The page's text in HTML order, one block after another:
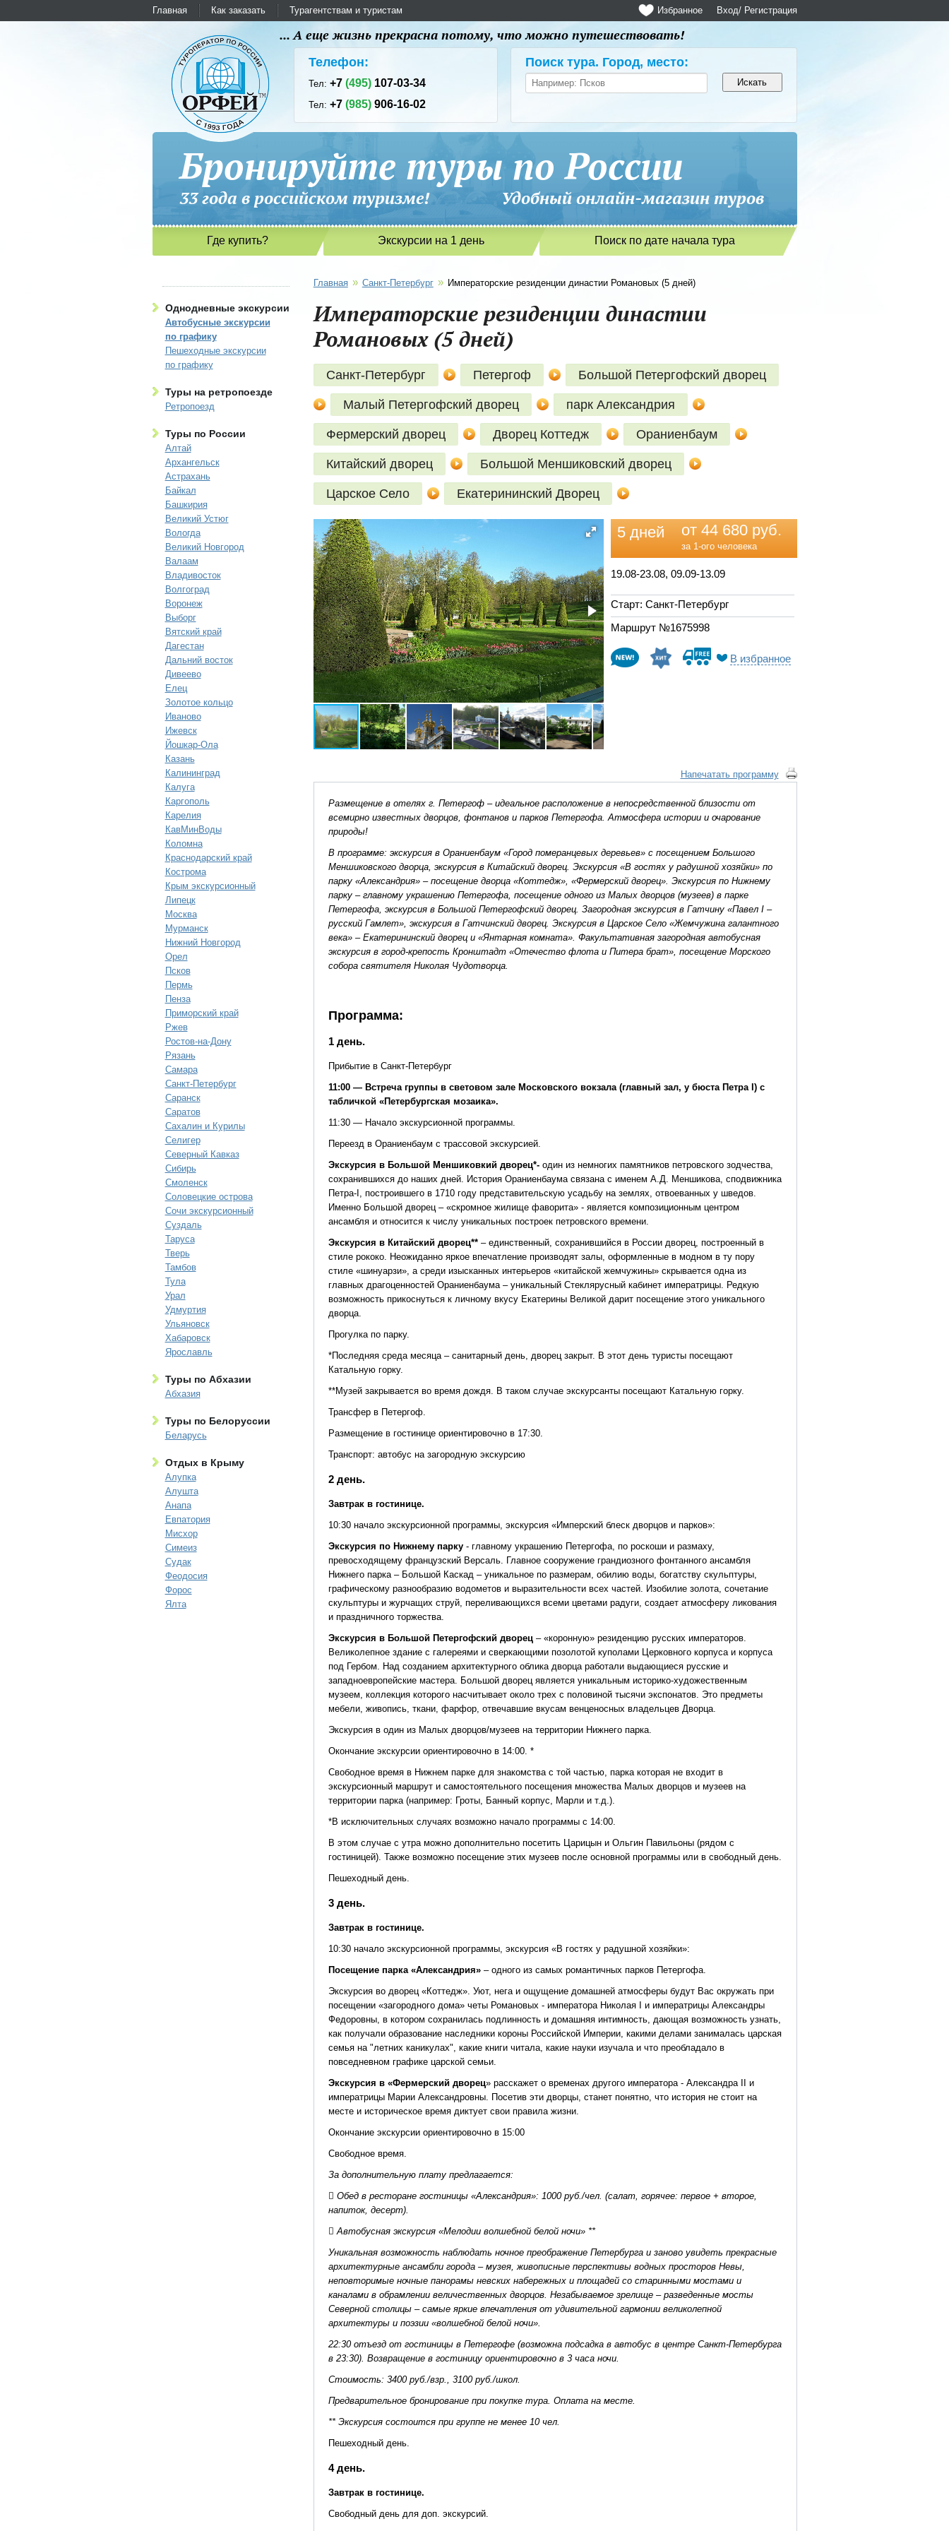
Главная Как заказать Турагентствам и туристам Вход/ Регистрация
Избранное
... А еще жизнь прекрасна потому, что можно путешествовать!
Телефон:
Тел:+7(495) 107-03-34
Тел:+7(985) 906-16-02
Поиск тура. Город, место:
Бронируйте туры по России
33 года в российском туризме! Удобный онлайн-магазин туров
Где купить? Экскурсии на 1 день Поиск по дате начала тура
Однодневные экскурсии
Автобусные экскурсии
по графику
Пешеходные экскурсии
по графику
Туры на ретропоезде
Ретропоезд
Туры по России
Алтай
Архангельск
Астрахань
Байкал
Башкирия
Великий Устюг
Вологда
Великий Новгород
Валаам
Владивосток
Волгоград
Воронеж
Выборг
Вятский край
Дагестан
Дальний восток
Дивеево
Елец
Золотое кольцо
Иваново
Ижевск
Йошкар-Ола
Казань
Калининград
Калуга
Каргополь
Карелия
КавМинВоды
Коломна
Краснодарский край
Кострома
Крым экскурсионный
Липецк
Москва
Мурманск
Нижний Новгород
Орел
Псков
Пермь
Пенза
Приморский край
Ржев
Ростов-на-Дону
Рязань
Самара
Санкт-Петербург
Саранск
Саратов
Сахалин и Курилы
Селигер
Северный Кавказ
Сибирь
Смоленск
Соловецкие острова
Сочи экскурсионный
Суздаль
Таруса
Тверь
Тамбов
Тула
Урал
Удмуртия
Ульяновск
Хабаровск
Ярославль
Туры по Абхазии
Абхазия
Туры по Белоруссии
Беларусь
Отдых в Крыму
Алупка
Алушта
Анапа
Евпатория
Мисхор
Симеиз
Судак
Феодосия
Форос
Ялта
Главная » Санкт-Петербург » Императорские резиденции династии Романовых (5 дней)
Императорские резиденции династии
Романовых (5 дней)
Санкт-Петербург Петергоф Большой Петергофский дворец
Малый Петергофский дворец парк Александрия
Фермерский дворец Дворец Коттедж Ораниенбаум
Китайский дворец Большой Меншиковский дворец
Царское Село Екатерининский Дворец
5 дней от 44 680 руб.
за 1-ого человека
19.08-23.08, 09.09-13.09
Старт: Санкт-Петербург
Маршрут №1675998
В избранное
Напечатать программу
Размещение в отелях г. Петергоф – идеальное расположение в непосредственной близости от
всемирно известных дворцов, фонтанов и парков Петергофа. Атмосфера истории и очарование
природы!
В программе: экскурсия в Ораниенбаум «Город померанцевых деревьев» с посещением Большого
Меншиковского дворца, экскурсия в Китайский дворец. Экскурсия «В гостях у радушной хозяйки» по
парку «Александрия» – посещение дворца «Коттедж», «Фермерский дворец». Экскурсия по Нижнему
парку – главному украшению Петергофа, посещение одного из Малых дворцов (музеев) в парке
Петергофа, экскурсия в Большой Петергофский дворец. Загородная экскурсия в Гатчину «Павел I –
русский Гамлет», экскурсия в Гатчинский дворец. Экскурсия в Царское Село «Жемчужина галантного
века» – Екатерининский дворец и «Янтарная комната». Факультативная загородная автобусная
экскурсия в город-крепость Кронштадт «Отечество флота и Питера брат», посещение Морского
собора святителя Николая Чудотворца.
Программа:
1 день.
Прибытие в Санкт-Петербург
11:00 — Встреча группы в световом зале Московского вокзала (главный зал, у бюста Петра I) с
табличкой «Петербургская мозаика».
11:30 — Начало экскурсионной программы.
Переезд в Ораниенбаум с трассовой экскурсией.
Экскурсия в Большой Меншиковкий дворец*- один из немногих памятников петровского зодчества,
сохранившихся до наших дней. История Ораниенбаума связана с именем А.Д. Меншикова, сподвижника
Петра-I, построившего в 1710 году представительскую усадьбу на землях, отвоеванных у шведов.
Именно Большой дворец – «скромное жилище фаворита» - является композиционным центром
ансамбля и относится к числу уникальных построек петровского времени.
Экскурсия в Китайский дворец**– единственный, сохранившийся в России дворец, построенный в
стиле рококо. Неожиданно яркое впечатление производят залы, оформленные в модном в ту пору
стиле «шинуарзи», а среди изысканных интерьеров «китайской жемчужины» скрывается одна из
главных драгоценностей Ораниенбаума – уникальный Стеклярусный кабинет императрицы. Редкую
возможность прикоснуться к личному вкусу Екатерины Великой дарит посещение этого уникального
дворца.
Прогулка по парку.
*Последняя среда месяца – санитарный день, дворец закрыт. В этот день туристы посещают
Катальную горку.
**Музей закрывается во время дождя. В таком случае экскурсанты посещают Катальную горку.
Трансфер в Петергоф.
Размещение в гостинице ориентировочно в 17:30.
Транспорт: автобус на загородную экскурсию
2 день.
Завтрак в гостинице.
10:30 начало экскурсионной программы, экскурсия «Имперский блеск дворцов и парков»:
Экскурсия по Нижнему парку - главному украшению Петергофа, по роскоши и размаху,
превосходящему французский Версаль. Главное сооружение грандиозного фонтанного ансамбля
Нижнего парка – Большой Каскад – уникальное по размерам, обилию воды, богатству скульптуры,
графическому разнообразию водометов и выразительности всех частей. Изобилие золота, сочетание
скульптуры и журчащих струй, переливающихся всеми цветами радуги, создает атмосферу ликования
и праздничного торжества.
Экскурсия в Большой Петергофский дворец – «коронную» резиденцию русских императоров.
Великолепное здание с галереями и сверкающими позолотой куполами Церковного корпуса и корпуса
под Гербом. Над созданием архитектурного облика дворца работали выдающиеся русские и
западноевропейские мастера. Большой дворец является уникальным историко-художественным
музеем, коллекция которого насчитывает около трех с половиной тысячи экспонатов. Это предметы
мебели, живопись, ткани, фарфор, отвечавшие вкусам венценосных владельцев Дворца.
Экскурсия в один из Малых дворцов/музеев на территории Нижнего парка.
Окончание экскурсии ориентировочно в 14:00. *
Свободное время в Нижнем парке для знакомства с той частью, парка которая не входит в
экскурсионный маршрут и самостоятельного посещения множества Малых дворцов и музеев на
территории парка (например: Гроты, Банный корпус, Марли и т.д.).
*В исключительных случаях возможно начало программы с 14:00.
В этом случае с утра можно дополнительно посетить Царицын и Ольгин Павильоны (рядом с
гостиницей). Также возможно посещение этих музеев после основной программы или в свободный день.
Пешеходный день.
3 день.
Завтрак в гостинице.
10:30 начало экскурсионной программы, экскурсия «В гостях у радушной хозяйки»:
Посещение парка «Александрия»– одного из самых романтичных парков Петергофа.
Экскурсия во дворец «Коттедж». Уют, нега и ощущение домашней атмосферы будут Вас окружать при
посещении «загородного дома» четы Романовых - императора Николая I и императрицы Александры
Федоровны, в котором сохранилась подлинность и домашняя интимность, дающая возможность узнать,
как получали образование наследники короны Российской Империи, какими делами занималась царская
семья на "летних каникулах", какие книги читала, какие науки изучала и что преобладало в
повседневном графике царской семьи.
Экскурсия в «Фермерский дворец» расскажет о временах другого императора - Александра II и
императрицы Марии Александровны. Посетив эти дворцы, станет понятно, что история не стоит на
месте и историческое время диктует свои правила жизни.
Окончание экскурсии ориентировочно в 15:00
Свободное время.
За дополнительную плату предлагается:
 Обед в ресторане гостиницы «Александрия»: 1000 руб./чел. (салат, горячее: первое + второе,
напиток, десерт).
 Автобусная экскурсия «Мелодии волшебной белой ночи» **
Уникальная возможность наблюдать ночное преображение Петербурга и заново увидеть прекрасные
архитектурные ансамбли города – музея, живописные перспективы водных просторов Невы,
неповторимые ночные панорамы невских набережных и площадей со старинными мостами и
каналами в обрамлении величественных дворцов. Незабываемое зрелище – разведенные мосты
Северной столицы – самые яркие впечатления от удивительной гармонии великолепной
архитектуры и поэзии «волшебной белой ночи».
22:30 отъезд от гостиницы в Петергофе (возможна подсадка в автобус в центре Санкт-Петербурга
в 23:30). Возвращение в гостиницу ориентировочно в 3 часа ночи.
Стоимость: 3400 руб./взр., 3100 руб./школ.
Предварительное бронирование при покупке тура. Оплата на месте.
** Экскурсия состоится при группе не менее 10 чел.
Пешеходный день.
4 день.
Завтрак в гостинице.
Свободный день для доп. экскурсий.